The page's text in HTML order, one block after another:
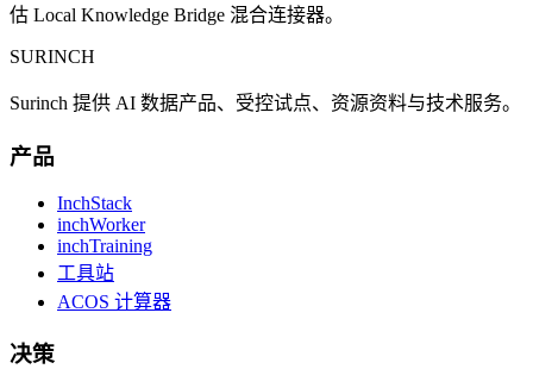
估 Local Knowledge Bridge 混合连接器。
SURINCH
Surinch 提供 AI 数据产品、受控试点、资源资料与技术服务。
产品
InchStack
inchWorker
inchTraining
工具站
ACOS 计算器
决策